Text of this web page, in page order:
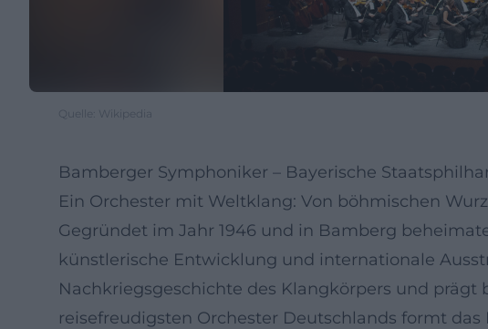
Quelle: Wikipedia
Bamberger Symphoniker – Bayerische
Ein Orchester mit Weltklang: Von böhmischen
Gegründet im Jahr 1946 und in Bamberg
künstlerische Entwicklung und internationale
Nachkriegsgeschichte des Klangkörpers und
reisefreudigsten Orchester Deutschlands formt